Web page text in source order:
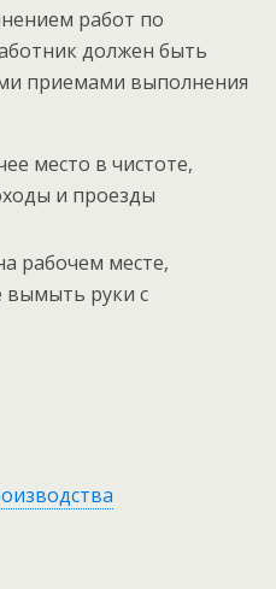
работ по
должен быть
приемами выполнения
место в чистоте,
и проезды
рабочем месте,
руки с